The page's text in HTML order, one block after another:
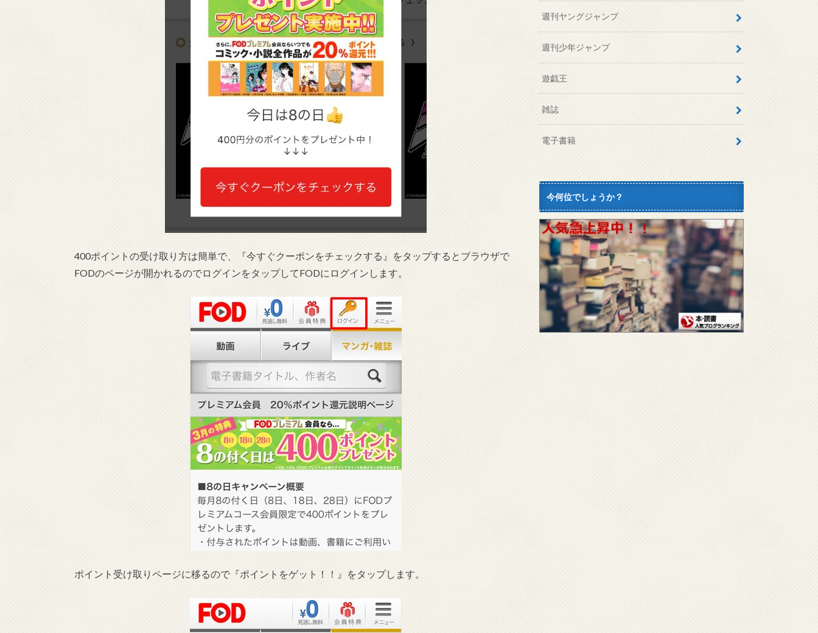
400ポイントの受け取り方は簡単で、『今すぐクーポンをチェックする』をタップするとブラウザで
FODのページが開かれるのでログインをタップしてFODにログインします。
ポイント受け取りページに移るので『ポイントをゲット！！』をタップします。
週刊ヤングジャンプ
週刊少年ジャンプ
遊戯王
雑誌
電子書籍
今何位でしょうか？